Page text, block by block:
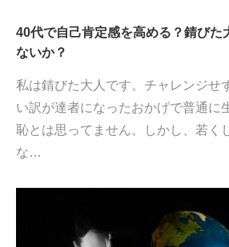
40代で自己肯定感を高める？錆びた
ないか？
私は錆びた大人です。チャレンジせ
い訳が達者になったおかげで普通に
恥とは思ってません。しかし、若く
な…